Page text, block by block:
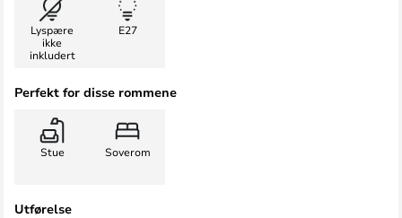
Lyspære
ikke
inkludert
E27
Perfekt for disse rommene
Stue Soverom
Utførelse